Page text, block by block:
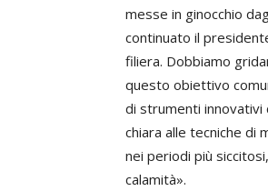
messe in ginocchio
continuato il
filiera. Dobbiamo
questo obiettivo
di strumenti innovativi
chiara alle tecniche di
nei periodi più
calamità».